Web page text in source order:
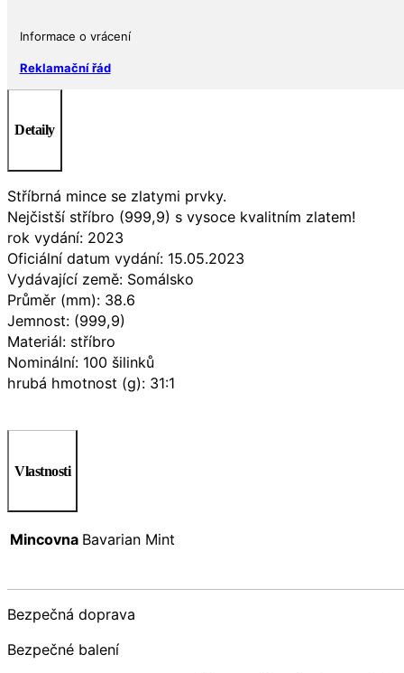
Informace o vrácení
Reklamační řád
Detaily
Stříbrná mince se zlatymi prvky.
Nejčistší stříbro (999,9) s vysoce kvalitním zlatem!
rok vydání: 2023
Oficiální datum vydání: 15.05.2023
Vydávající země: Somálsko
Průměr (mm): 38.6
Jemnost: (999,9)
Materiál: stříbro
Nominální: 100 šilinků
hrubá hmotnost (g): 31:1
Vlastnosti
Mincovna Bavarian Mint
Bezpečná doprava
Bezpečné balení